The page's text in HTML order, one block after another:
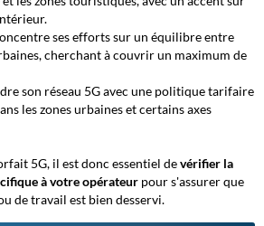
ses efforts sur un équilibre entre
cherchant à couvrir un maximum de
son réseau 5G avec une politique tarifaire
les zones urbaines et certains axes
5G, il est donc essentiel devérifier la
à votre opérateur pour s'assurer que
de travail est bien desservi.